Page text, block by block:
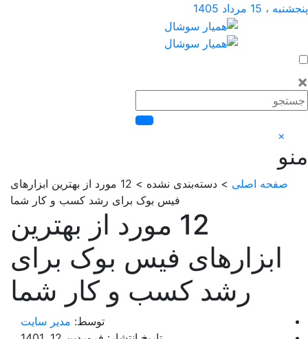
اصلی
> دسته‌بندی نشده > 12 مورد از بهترین ابزارهای
فیس بوک برای رشد کسب و کار شما
12 مورد از بهترین
فیس بوک برای
رشد کسب و کار شما
مدیر سایت